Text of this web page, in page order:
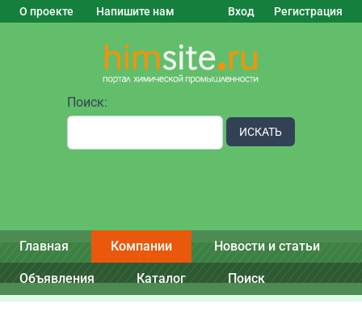
О проекте Напишите нам Вход Регистрация
Поиск:
ИСКАТЬ
Главная Компании Новости и статьи
Объявления Каталог Поиск